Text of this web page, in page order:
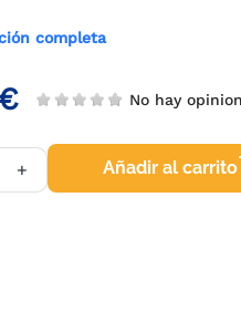
completa
No hay
+ Añadir al carrito